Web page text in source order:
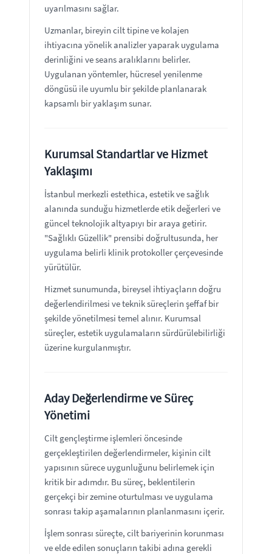
uyarılmasını sağlar.
Uzmanlar, bireyin cilt tipine ve kolajen
ihtiyacına yönelik analizler yaparak uygulama
derinliğini ve seans aralıklarını belirler.
Uygulanan yöntemler, hücresel yenilenme
döngüsü ile uyumlu bir şekilde planlanarak
kapsamlı bir yaklaşım sunar.
Kurumsal Standartlar ve Hizmet
Yaklaşımı
İstanbul merkezli estethica, estetik ve sağlık
alanında sunduğu hizmetlerde etik değerleri ve
güncel teknolojik altyapıyı bir araya getirir.
"Sağlıklı Güzellik" prensibi doğrultusunda, her
uygulama belirli klinik protokoller çerçevesinde
yürütülür.
Hizmet sunumunda, bireysel ihtiyaçların doğru
değerlendirilmesi ve teknik süreçlerin şeffaf bir
şekilde yönetilmesi temel alınır. Kurumsal
süreçler, estetik uygulamaların sürdürülebilirliği
üzerine kurgulanmıştır.
Aday Değerlendirme ve Süreç
Yönetimi
Cilt gençleştirme işlemleri öncesinde
gerçekleştirilen değerlendirmeler, kişinin cilt
yapısının sürece uygunluğunu belirlemek için
kritik bir adımdır. Bu süreç, beklentilerin
gerçekçi bir zemine oturtulması ve uygulama
sonrası takip aşamalarının planlanmasını içerir.
İşlem sonrası süreçte, cilt bariyerinin korunması
ve elde edilen sonuçların takibi adına gerekli